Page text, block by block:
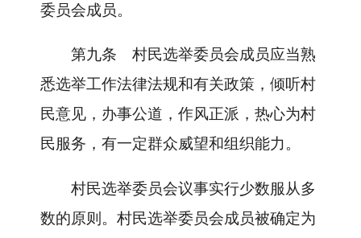
委员会成员。
第九条 村民选举委员会成员应当熟
悉选举工作法律法规和有关政策，倾听村
民意见，办事公道，作风正派，热心为村
民服务，有一定群众威望和组织能力。
村民选举委员会议事实行少数服从多
数的原则。村民选举委员会成员被确定为